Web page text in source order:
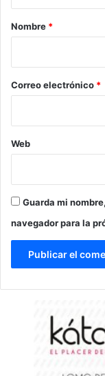
r
*
Nombre *
Correo electrónico *
Web
Guarda mi
navegador para la